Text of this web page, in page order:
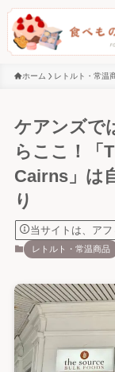
ホーム レトルト・常温
ケアンズで
らここ！「
Cairns」は
り
当サイトは、ア
レトルト・常温商品